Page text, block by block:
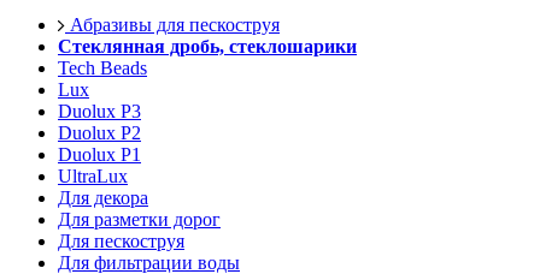
Абразивы для пескоструя
Стеклянная дробь, стеклошарики
Tech Beads
Lux
Duolux P3
Duolux P2
Duolux P1
UltraLux
Для декора
Для разметки дорог
Для пескоструя
Для фильтрации воды